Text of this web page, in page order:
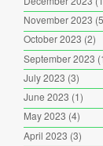
November 2023
October 2023 (2)
September 2023
July 2023 (3)
June 2023 (1)
May 2023 (4)
April 2023 (3)